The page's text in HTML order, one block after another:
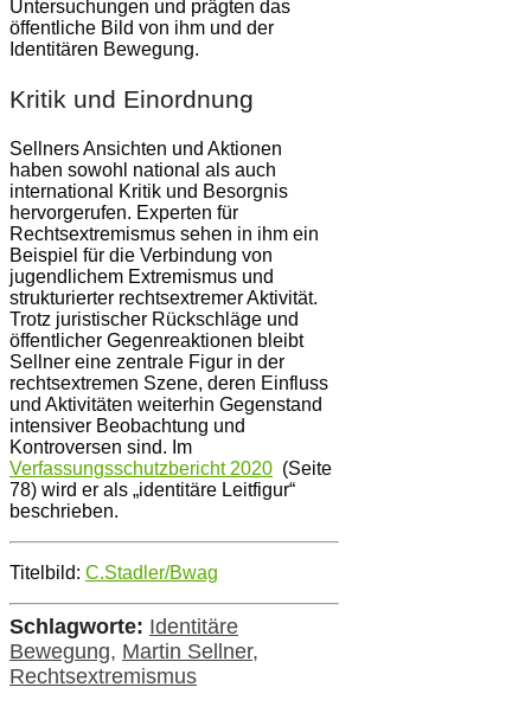
Untersuchungen und prägten das
öffentliche Bild von ihm und der
Identitären Bewegung.
Kritik und Einordnung
Sellners Ansichten und Aktionen
haben sowohl national als auch
international Kritik und Besorgnis
hervorgerufen. Experten für
Rechtsextremismus sehen in ihm ein
Beispiel für die Verbindung von
jugendlichem Extremismus und
strukturierter rechtsextremer Aktivität.
Trotz juristischer Rückschläge und
öffentlicher Gegenreaktionen bleibt
Sellner eine zentrale Figur in der
rechtsextremen Szene, deren Einfluss
und Aktivitäten weiterhin Gegenstand
intensiver Beobachtung und
Kontroversen sind. Im
Verfassungsschutzbericht 2020 (Seite
78) wird er als „identitäre Leitfigur“
beschrieben.
Titelbild: C.Stadler/Bwag
Schlagworte: Identitäre
Bewegung, Martin Sellner,
Rechtsextremismus